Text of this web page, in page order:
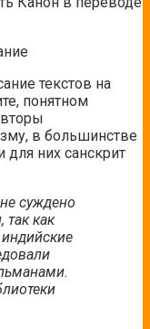
текстов на
понятном
в большинстве
них санскрит
суждено
как